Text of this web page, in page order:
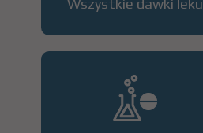
Wszystkie dawki leku